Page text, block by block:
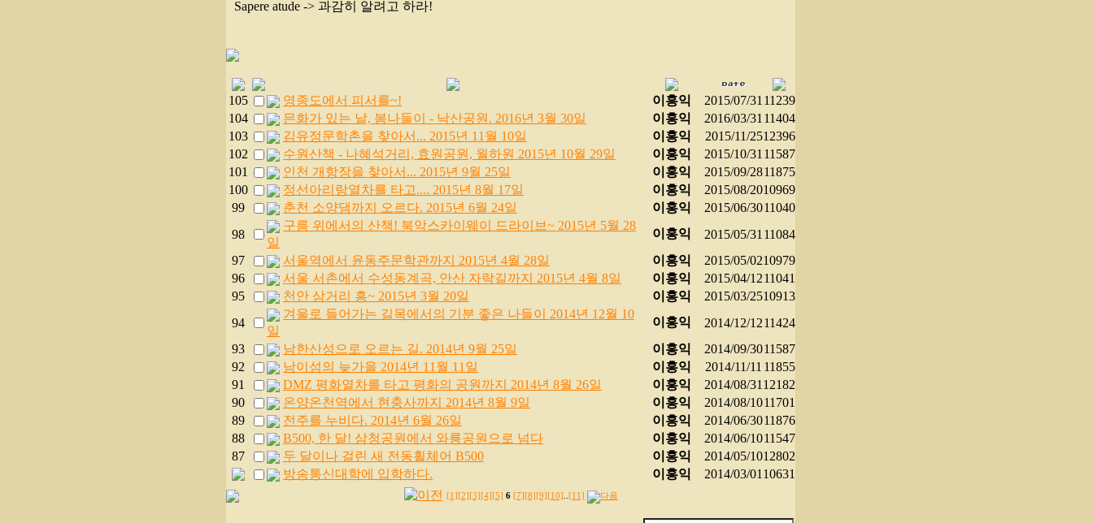
Sapere atude -> 과감히 알려고 하라!
105 영종도에서 피서를~! 이홍익 2015/07/31 11239
104
믄화가 있는 날, 봄나들이 - 낙산공원. 2016년 3월 30일 이홍익 2016/03/31 11404
103
김유정문학촌을 찾아서... 2015년 11월 10일 이홍익 2015/11/2512396
102
수원산책 - 나혜석거리, 효원공원, 월하원 2015년 10월 29일 이홍익 2015/10/31 11587
101
인천 개항장을 찾아서... 2015년 9월 25일 이홍익 2015/09/2811875
100
정선아리랑열차를 타고.... 2015년 8월 17일 이홍익 2015/08/2010969
99
춘천 소양댐까지 오르다. 2015년 6월 24일 이홍익 2015/06/3011040
98
구름 위에서의 산책! 북악스카이웨이 드라이브~ 2015년 5월 28
일
이홍익 2015/05/31 11084
97
서울역에서 윤동주문학관까지 2015년 4월 28일 이홍익 2015/05/0210979
96
서울 서촌에서 수성동계곡, 안산 자락길까지 2015년 4월 8일 이홍익 2015/04/1211041
95
천안 삼거리 흥~ 2015년 3월 20일 이홍익 2015/03/2510913
94
겨울로 들어가는 길목에서의 기분 좋은 나들이 2014년 12월 10
일
이홍익 2014/12/1211424
93
남한산성으로 오르는 길. 2014년 9월 25일 이홍익 2014/09/3011587
92
남이섬의 늦가을 2014년 11월 11일 이홍익 2014/11/11 11855
91
DMZ 평화열차를 타고 평화의 공원까지 2014년 8월 26일 이홍익 2014/08/31 12182
90
온양온천역에서 현충사까지 2014년 8월 9일 이홍익 2014/08/1011701
89
전주를 누비다. 2014년 6월 26일 이홍익 2014/06/3011876
88
B500, 한 달! 삼청공원에서 와룡공원으로 넘다 이홍익 2014/06/1011547
87
두 달이나 걸린 새 전동휠체어 B500 이홍익 2014/05/1012802
방송통신대학에 입학하다.
이홍익 2014/03/01 10631
[1] [2] [3] [4] [5] 6 [7] [8] [9] [10] [11]